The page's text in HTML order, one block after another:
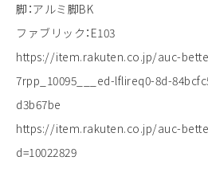
脚：アルミ脚BK
ファブリック：E103
https://item.rakuten.co.jp/auc-
7rpp_10095___ed-lflireq0-8d-
d3b67be
https://item.rakuten.co.jp/auc-
d=10022829